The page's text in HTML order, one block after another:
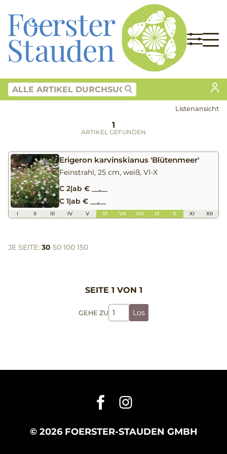
Listenansicht
1
ARTIKEL GEFUNDEN
Erigeron karvinskianus 'Blütenmeer'
Feinstrahl, 25 cm, weiß, VI-X
C 2|ab € __,__
C 1|ab € __,__
I II III IV V VI VII VIII IX X XI XII
JE SEITE: 30 50 100 150
SEITE 1 VON 1
GEHE ZU Los
© 2026 FOERSTER-STAUDEN GMBH